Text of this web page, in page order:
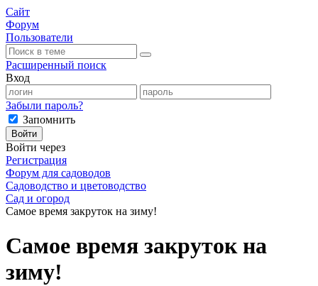
Сайт
Форум
Пользователи
Расширенный поиск
Вход
Забыли пароль?
Запомнить
Войти
Войти через
Регистрация
Форум для садоводов
Садоводство и цветоводство
Сад и огород
Самое время закруток на зиму!
Самое время закруток на
зиму!